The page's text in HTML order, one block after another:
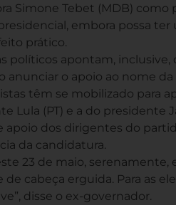
Simone Tebet (MDB)
embora possa
prático.
políticos apontam, inclusive,
anunciar o apoio ao nome
têm se mobilizado para
Lula (PT) e a do presidente
apoio dos dirigentes do
da candidatura.
23 de maio,
de cabeça erguida. Para as
disse o ex-governador.